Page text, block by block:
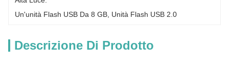
Un'unità Flash USB Da 8 GB Unità Flash USB 2.0
Descrizione Di Prodotto